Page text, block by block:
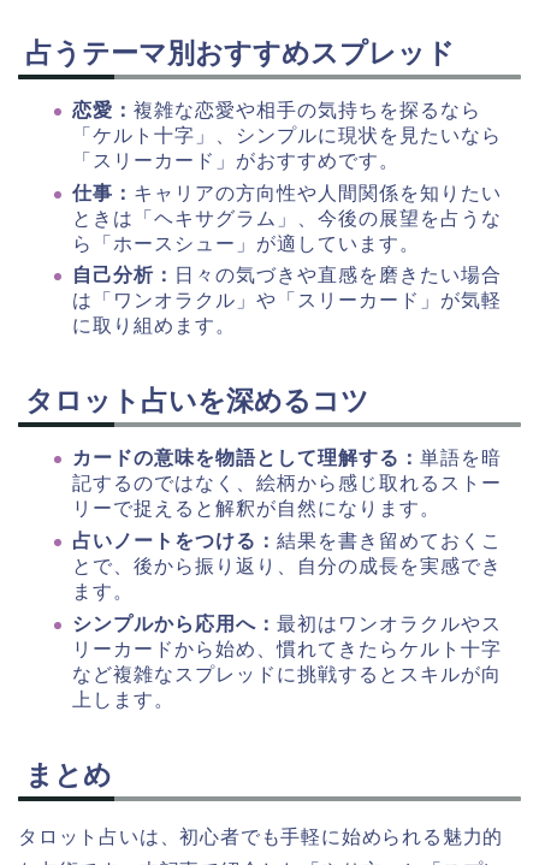
占うテーマ別おすすめスプレッド
恋愛： 複雑な恋愛や相手の気持ちを探るなら
「ケルト十字」、シンプルに現状を見たいなら
「スリーカード」がおすすめです。
仕事： キャリアの方向性や人間関係を知りたい
ときは「ヘキサグラム」、今後の展望を占うな
ら「ホースシュー」が適しています。
自己分析： 日々の気づきや直感を磨きたい場合
は「ワンオラクル」や「スリーカード」が気軽
に取り組めます。
タロット占いを深めるコツ
カードの意味を物語として理解する： 単語を暗
記するのではなく、絵柄から感じ取れるストー
リーで捉えると解釈が自然になります。
占いノートをつける： 結果を書き留めておくこ
とで、後から振り返り、自分の成長を実感でき
ます。
シンプルから応用へ： 最初はワンオラクルやス
リーカードから始め、慣れてきたらケルト十字
など複雑なスプレッドに挑戦するとスキルが向
上します。
まとめ
タロット占いは、初心者でも手軽に始められる魅力的